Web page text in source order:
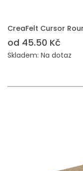
PŘIDAT DO POPTÁVKY
CreaFelt Cursor
od 45.50 Kč
Skladem: Na dotaz